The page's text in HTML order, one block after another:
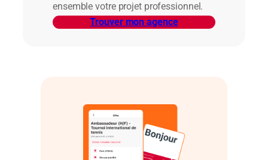
ensemble votre projet professionnel.
Trouver mon agence